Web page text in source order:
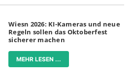
Wiesn 2026: KI-Kameras und neue
Regeln sollen das Oktoberfest
sicherer machen
MEHR LESEN ...